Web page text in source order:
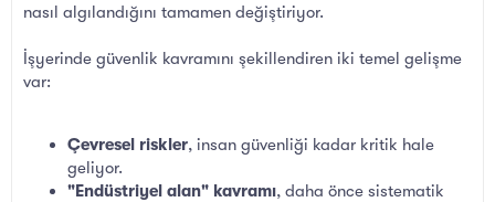
nasıl algılandığını tamamen değiştiriyor.
İşyerinde güvenlik kavramını şekillendiren iki temel gelişme
var:
Çevresel riskler, insan güvenliği kadar kritik hale
geliyor.
"Endüstriyel alan" kavramı, daha önce sistematik